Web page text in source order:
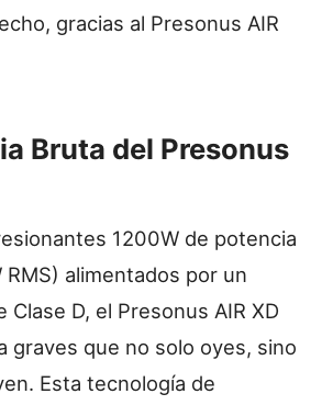
gracias al Presonus AIR
Bruta del Presonus
1200W de potencia
alimentados por un
Clase D, el Presonus AIR XD
graves que no solo oyes, sino
Esta tecnología de